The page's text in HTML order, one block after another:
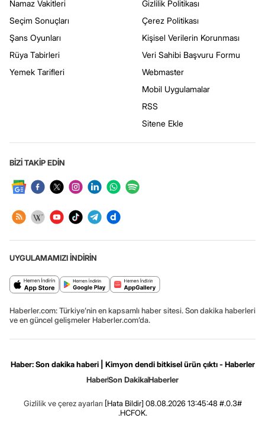
Namaz Vakitleri
Seçim Sonuçları
Şans Oyunları
Rüya Tabirleri
Yemek Tarifleri
Gizlilik Politikası
Çerez Politikası
Kişisel Verilerin Korunması
Veri Sahibi Başvuru Formu
Webmaster
Mobil Uygulamalar
RSS
Sitene Ekle
BİZİ TAKİP EDİN
UYGULAMAMIZI İNDİRİN
Haberler.com: Türkiye’nin en kapsamlı haber sitesi. Son dakika haberleri
ve en güncel gelişmeler Haberler.com’da.
Haber: Son dakika haberi | Kimyon dendi bitkisel ürün çıktı - Haberler
HaberSon DakikaHaberler
Gizlilik ve çerez ayarları [Hata Bildir] 08.08.2026 13:45:48 #.0.3#
.HCFOK.